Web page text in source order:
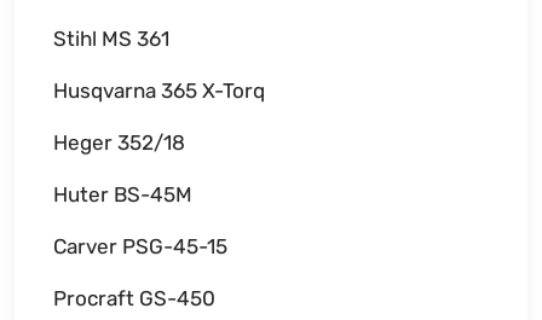
Stihl MS 361
Husqvarna 365 X-Torq
Heger 352/18
Huter BS-45M
Carver PSG-45-15
Procraft GS-450